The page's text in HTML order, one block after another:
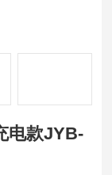
电款JYB-